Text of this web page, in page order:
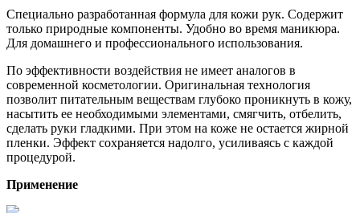
Специально разработанная формула для кожи рук. Содержит
только природные компоненты. Удобно во время маникюра.
Для домашнего и профессионального использования.
По эффективности воздействия не имеет аналогов в
современной косметологии. Оригинальная технология
позволит питательным веществам глубоко проникнуть в кожу,
насытить ее необходимыми элементами, смягчить, отбелить,
сделать руки гладкими. При этом на коже не остается жирной
пленки. Эффект сохраняется надолго, усиливаясь с каждой
процедурой.
Применение